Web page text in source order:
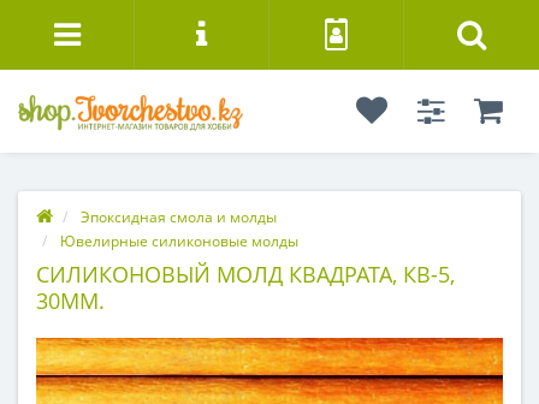
Эпоксидная смола и молды
Ювелирные силиконовые молды
СИЛИКОНОВЫЙ МОЛД КВАДРАТА, КВ-5,
30ММ.